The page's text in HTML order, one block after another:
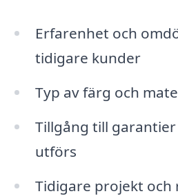
Erfarenhet och
tidigare kunder
Typ av färg och
Tillgång till
utförs
Tidigare projekt och